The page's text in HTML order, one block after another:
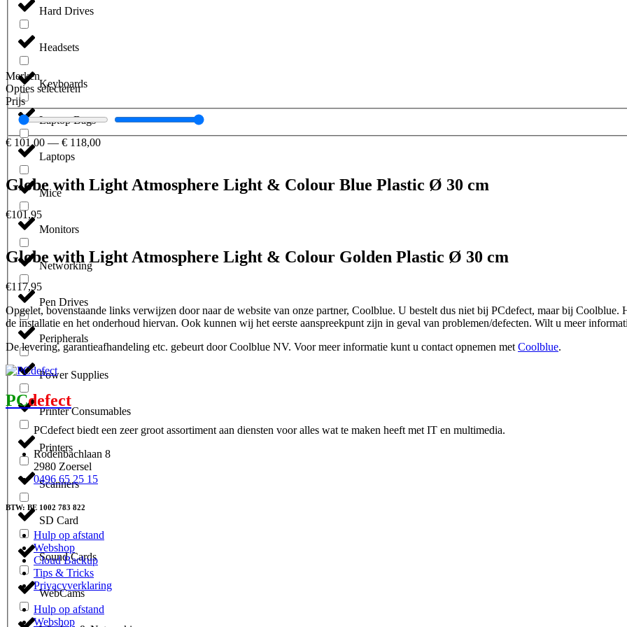
Hard Drives
Headsets
Keyboards
Laptop Bags
Laptops
Mice
Monitors
Networking
Pen Drives
Peripherals
Power Supplies
Printer Consumables
Printers
Scanners
SD Card
Sound Cards
WebCams
Merken
Opties selecteren
Prijs
€ 101,00 — € 118,00
Globe with Light Atmosphere Light & Colour Blue Plastic Ø 30 cm
€101,95
Globe with Light Atmosphere Light & Colour Golden Plastic Ø 30 cm
€117,95
Opgelet, bovenstaande links verwijzen door naar de website van onze partner, Coolblue. U bestelt dus niet bij PCdefect, maar bij
de installatie en het onderhoud hiervan. Ook kunnen wij het eerste aanspreekpunt zijn in geval van problemen/defecten. Wilt u meer
De levering, garantieafhandeling etc. gebeurt door Coolblue NV. Voor meer informatie kunt u contact opnemen met Coolblue.
PCdefect
PCdefect biedt een zeer groot assortiment aan diensten voor alles wat te maken heeft met IT en multimedia.
Rodenbachlaan 8
2980 Zoersel
0496 65 25 15
BTW: BE 1002 783 822
Hulp op afstand
Webshop
Cloud Backup
Tips & Tricks
Privacyverklaring
Hulp op afstand
Webshop